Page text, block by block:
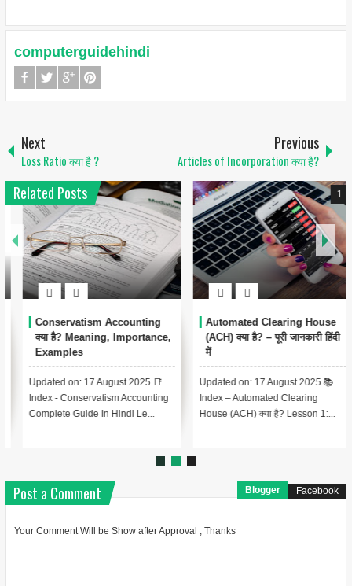
computerguidehindi
Next
Loss Ratio क्या है ?
Previous
Articles of Incorporation क्या है?
Related Posts
Conservatism Accounting
क्या है? Meaning, Importance,
Examples
Updated on: 17 August 2025 📑
Index - Conservatism Accounting
Complete Guide In Hindi Le...
1
Automated Clearing House
(ACH) क्या है? – पूरी जानकारी हिंदी
Updated on: 17 August 2025 📚
Index – Automated Clearing
House (ACH) क्या है? Lesson 1:...
Post a Comment Blogger Facebook
Your Comment Will be Show after Approval , Thanks